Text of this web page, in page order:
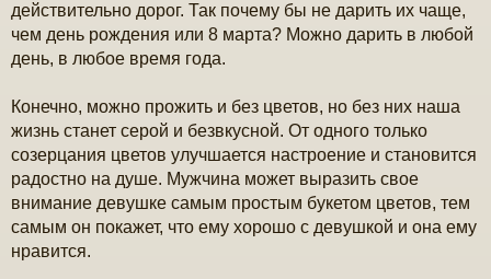
действительно дорог. Так почему бы не дарить их чаще,
чем день рождения или 8 марта? Можно дарить в любой
день, в любое время года.
Конечно, можно прожить и без цветов, но без них наша
жизнь станет серой и безвкусной. От одного только
созерцания цветов улучшается настроение и становится
радостно на душе. Мужчина может выразить свое
внимание девушке самым простым букетом цветов, тем
самым он покажет, что ему хорошо с девушкой и она ему
нравится.